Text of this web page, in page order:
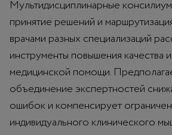
Мультидисциплинарные
принятие решений и
врачами разных специализаций
инструменты повышения качества
медицинской помощи.
объединение экспертностей
ошибок и компенсирует
индивидуального клинического